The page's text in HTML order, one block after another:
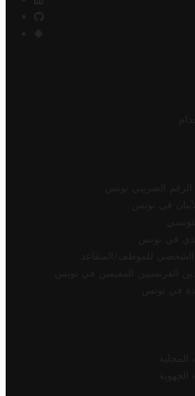
الضريبي تونس
في تونس
في تونس
للموظف/المتقاعد
الفرنسيين المقيمين في تونس
في تونس
المحلية
الجهوية